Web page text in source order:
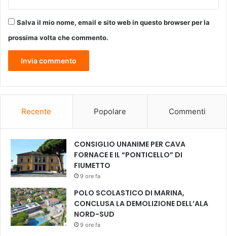
"
E
i
t
a
o
d
u
n
a
e
l
,
o
h
o
s
u
Salva il mio nome, email e sito web in questo browser per la
prossima volta che commento.
Recente Popolare Commenti
CONSIGLIO UNANIME PER CAVA
FORNACE E IL “PONTICELLO” DI
FIUMETTO
9 ore fa
POLO SCOLASTICO DI MARINA,
CONCLUSA LA DEMOLIZIONE DELL’ALA
NORD-SUD
9 ore fa